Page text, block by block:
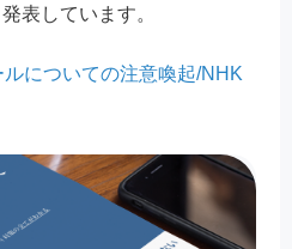
表しています。
についての注意喚起/NHK